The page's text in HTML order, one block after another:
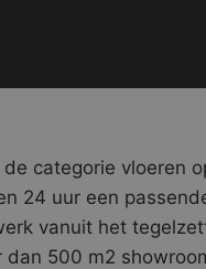
de categorie vloeren
24 uur een
vanuit het
dan 500 m2